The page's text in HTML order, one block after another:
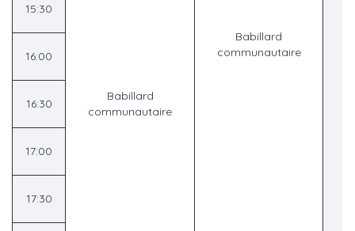
Babillard
communautaire
Babillard
communautaire
15:30
16:00
16:30
17:00
17:30